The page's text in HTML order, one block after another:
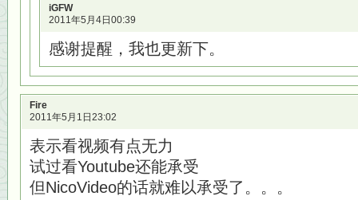
iGFW
2011年5月4日00:39
感谢提醒，我也更新下。
Fire
2011年5月1日23:02
表示看视频有点无力
试过看Youtube还能承受
但NicoVideo的话就难以承受了。。。